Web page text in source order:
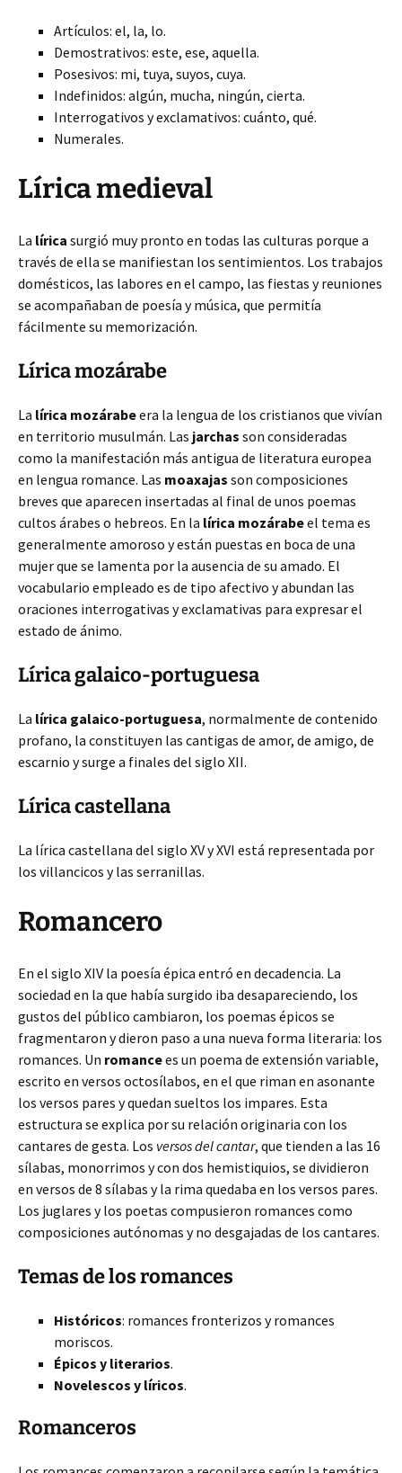
Artículos: el, la, lo.
Demostrativos: este, ese, aquella.
Posesivos: mi, tuya, suyos, cuya.
Indefinidos: algún, mucha, ningún, cierta.
Interrogativos y exclamativos: cuánto, qué.
Numerales.
Lírica medieval
La lírica surgió muy pronto en todas las culturas porque a
través de ella se manifiestan los sentimientos. Los trabajos
domésticos, las labores en el campo, las fiestas y reuniones
se acompañaban de poesía y música, que permitía
fácilmente su memorización.
Lírica mozárabe
La lírica mozárabeera la lengua de los cristianos que vivían
en territorio musulmán. Las jarchas son consideradas
como la manifestación más antigua de literatura europea
en lengua romance. Las moaxajas son composiciones
breves que aparecen insertadas al final de unos poemas
cultos árabes o hebreos. En la lírica mozárabeel tema es
generalmente amoroso y están puestas en boca de una
mujer que se lamenta por la ausencia de su amado. El
vocabulario empleado es de tipo afectivo y abundan las
oraciones interrogativas y exclamativas para expresar el
estado de ánimo.
Lírica galaico-portuguesa
La lírica galaico-portuguesa, normalmente de contenido
profano, la constituyen las cantigas de amor, de amigo, de
escarnio y surge a finales del siglo XII.
Lírica castellana
La lírica castellana del siglo XV y XVI está representada por
los villancicos y las serranillas.
Romancero
En el siglo XIV la poesía épica entró en decadencia. La
sociedad en la que había surgido iba desapareciendo, los
gustos del público cambiaron, los poemas épicos se
fragmentaron y dieron paso a una nueva forma literaria: los
romances. Un romancees un poema de extensión variable,
escrito en versos octosílabos, en el que riman en asonante
los versos pares y quedan sueltos los impares. Esta
estructura se explica por su relación originaria con los
cantares de gesta. Los versos del cantar, que tienden a las 16
sílabas, monorrimos y con dos hemistiquios, se dividieron
en versos de 8 sílabas y la rima quedaba en los versos pares.
Los juglares y los poetas compusieron romances como
composiciones autónomas y no desgajadas de los cantares.
Temas de los romances
Históricos: romances fronterizos y romances
moriscos.
Épicos y literarios.
Novelescos y líricos.
Romanceros